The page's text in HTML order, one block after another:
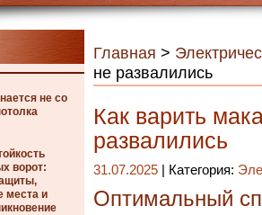
не со
ворот:
места и
Главная >
не развалились
Как варить
развалились
31.07.2025 | Категория:
Оптимальный